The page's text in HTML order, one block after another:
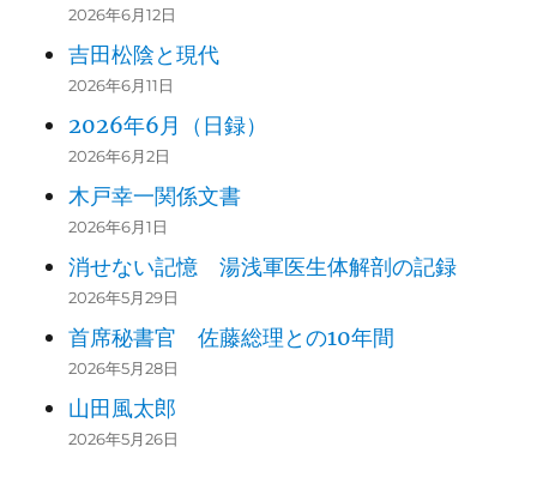
2026年6月12日
吉田松陰と現代
2026年6月11日
2026年6月（日録）
2026年6月2日
木戸幸一関係文書
2026年6月1日
消せない記憶 湯浅軍医生体解剖の記録
2026年5月29日
首席秘書官 佐藤総理との10年間
2026年5月28日
山田風太郎
2026年5月26日